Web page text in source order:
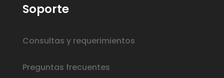
Soporte
Consultas y requerimientos
Preguntas frecuentes